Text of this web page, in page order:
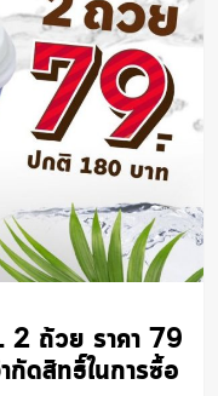
2 ถ้วย ราคา 79
ดสิทธิ์ในการซื้อ